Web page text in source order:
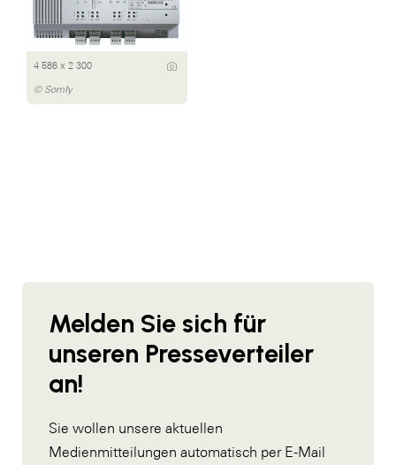
4 586 x 2 300
© Somfy
Melden Sie sich für
unseren Presseverteiler
an!
Sie wollen unsere aktuellen
Medienmitteilungen automatisch per E-Mail